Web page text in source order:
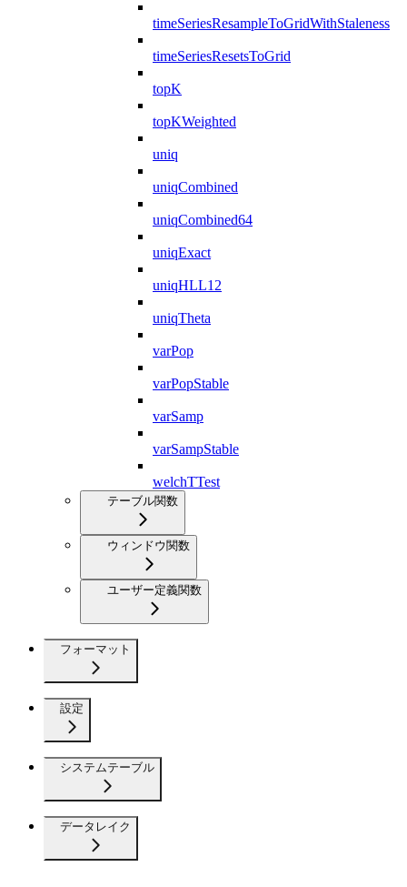
timeSeriesResampleToGridWithStaleness
timeSeriesResetsToGrid
topK
topKWeighted
uniq
uniqCombined
uniqCombined64
uniqExact
uniqHLL12
uniqTheta
varPop
varPopStable
varSamp
varSampStable
welchTTest
テーブル関数
ウィンドウ関数
ユーザー定義関数
フォーマット
設定
システムテーブル
データレイク